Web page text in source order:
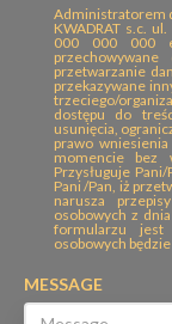
Administratorem
KWADRAT s.c.
000 000 000
przetwarzanie
przekazywane
trzeciego/
dostępu do
usunięcia,
prawo
momencie bez
Przysługuje
Pani /Pan, iż
narusza
osobowych z
formularzu jest
osobowych
MESSAGE